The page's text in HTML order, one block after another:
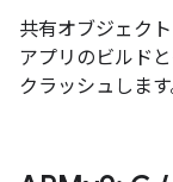
共有オブジェク
アプリのビルド
クラッシュします